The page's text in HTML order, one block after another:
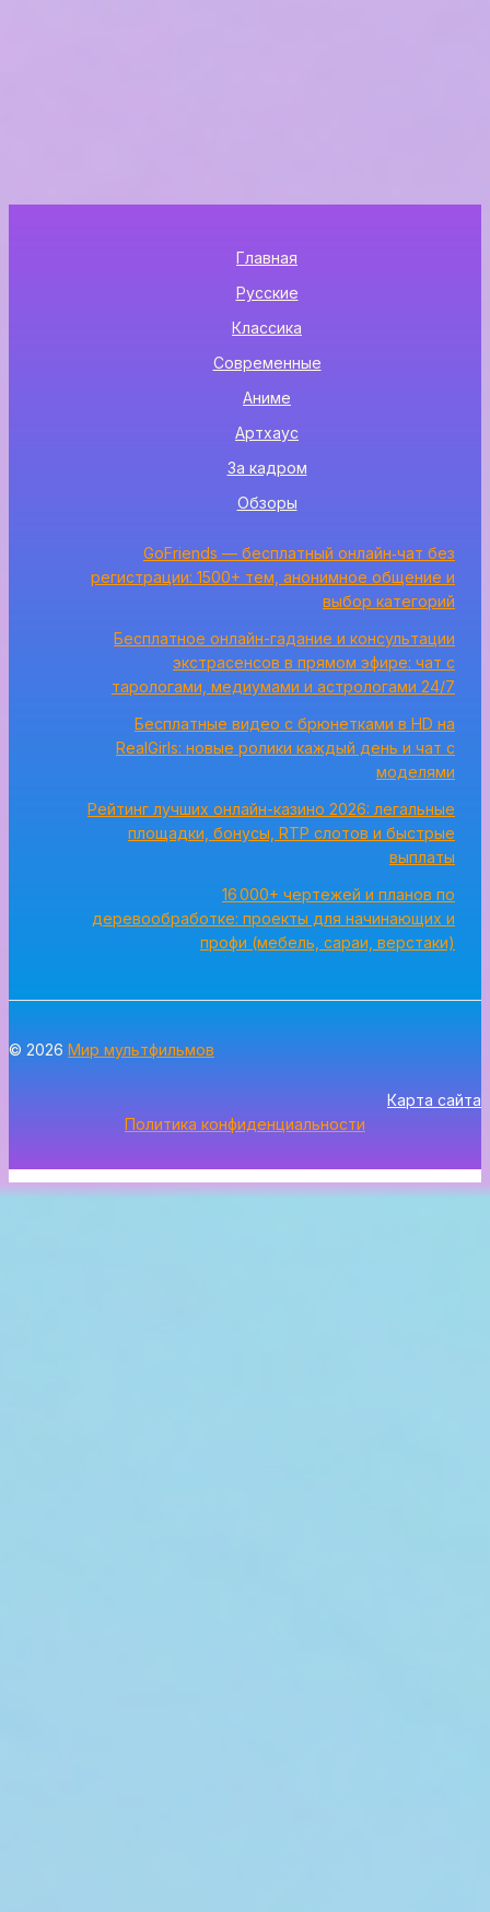
Главная
Русские
Классика
Современные
Аниме
Артхаус
За кадром
Обзоры
GoFriends — бесплатный онлайн‑чат без
регистрации: 1500+ тем, анонимное общение и
выбор категорий
Бесплатное онлайн-гадание и консультации
экстрасенсов в прямом эфире: чат с
тарологами, медиумами и астрологами 24/7
Бесплатные видео с брюнетками в HD на
RealGirls: новые ролики каждый день и чат с
моделями
Рейтинг лучших онлайн-казино 2026: легальные
площадки, бонусы, RTP слотов и быстрые
выплаты
16 000+ чертежей и планов по
деревообработке: проекты для начинающих и
профи (мебель, сараи, верстаки)
© 2026 Мир мультфильмов
Карта сайта
Политика конфиденциальности